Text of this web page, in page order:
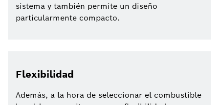
sistema y también permite un diseño
particularmente compacto.
Flexibilidad
Además, a la hora de seleccionar el combustible